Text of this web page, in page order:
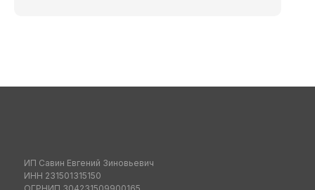
ИП Савин Евгений Зиновьевич
ИНН 231501315150